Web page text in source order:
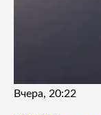
Вчера, 20:22